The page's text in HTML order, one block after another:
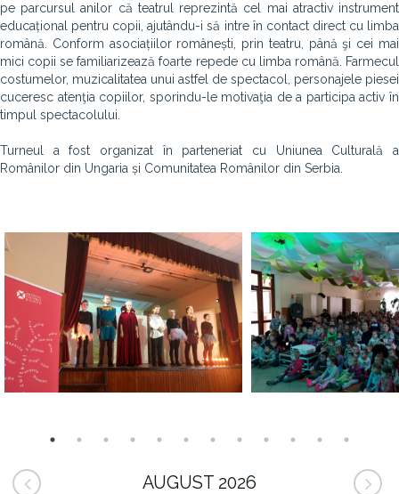
pe parcursul anilor că teatrul reprezintă cel mai atractiv instrument
educațional pentru copii, ajutându-i să intre în contact direct cu limba
română. Conform asociațiilor românești, prin teatru, până şi cei mai
mici copii se familiarizează foarte repede cu limba română. Farmecul
costumelor, muzicalitatea unui astfel de spectacol, personajele piesei
cuceresc atenţia copiilor, sporindu-le motivaţia de a participa activ în
timpul spectacolului.
Turneul a fost organizat în parteneriat cu Uniunea Culturală a
Românilor din Ungaria și Comunitatea Românilor din Serbia.
AUGUST 2026